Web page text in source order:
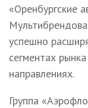
«Оренбургские
успешно
сегментах
направлениях.
Группа